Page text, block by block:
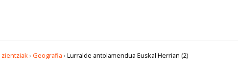
› Geografia › Lurralde antolamendua Euskal Herrian (2)